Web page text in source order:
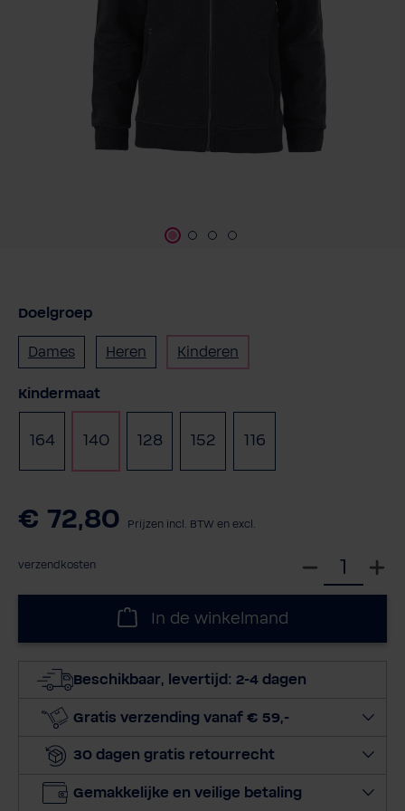
Doelgroep
Dames Heren Kinderen
Selecteer
Kindermaat
164 140 128 152 116
€ 72,80 Prijzen incl. BTW en excl.
verzendkosten
c
e
h
e
In de winkelmand
Beschikbaar, levertijd: 2-4 dagen
Gratis verzending vanaf € 59,-
30 dagen gratis retourrecht
Gemakkelijke en veilige betaling